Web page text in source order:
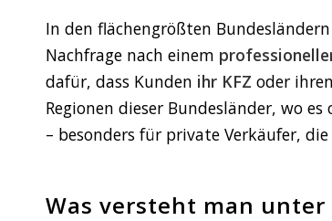
In den flächengrößten
Nachfrage nach einem
dafür, dass Kunden ihr KFZ oder
Regionen dieser Bundesländer, wo
– besonders für private Verkäufer,
Was versteht man